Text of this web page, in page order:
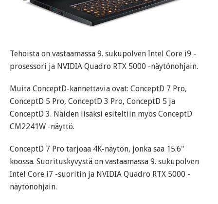
Tehoista on vastaamassa 9. sukupolven Intel Core i9 -
prosessori ja NVIDIA Quadro RTX 5000 -näytönohjain.
Muita ConceptD-kannettavia ovat: ConceptD 7 Pro,
ConceptD 5 Pro, ConceptD 3 Pro, ConceptD 5 ja
ConceptD 3. Näiden lisäksi esiteltiin myös ConceptD
CM2241W -näyttö.
ConceptD 7 Pro tarjoaa 4K-näytön, jonka saa 15.6"
koossa. Suorituskyvystä on vastaamassa 9. sukupolven
Intel Core i7 -suoritin ja NVIDIA Quadro RTX 5000 -
näytönohjain.